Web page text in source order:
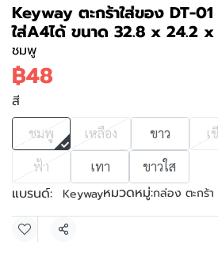
Keyway ตะกร้าใส่ของ DT-
ใส่A4ได้ ขนาด 32.8 x 24.2
ชมพู
฿48
สี
ชมพู เหลือง ขาว เ
ฟ้า
เทา ขาวใส
แบรนด์: Keywayหมวดหมู่:กล่อง ตะกร้
แชร์